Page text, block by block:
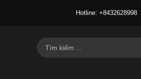
Hotline: +8432628998
Tìm
kiếm: